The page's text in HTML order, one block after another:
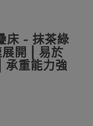
床 - 抹茶綠
展開 | 易於
承重能力強